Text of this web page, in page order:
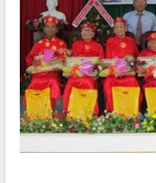
ĐIỂM TIN VĂN BẢN
QUY HOẠCH - KẾ HOẠCH